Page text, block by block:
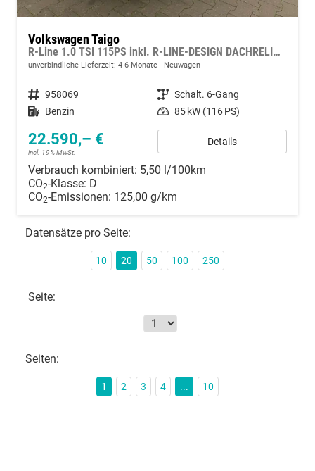
Volkswagen Taigo
R-Line 1.0 TSI 115PS inkl. R-LINE-DESIGN DACHRELING KLIMA RADIO READY2DISCOVER/BT/DAB/APP CONNECT/USB VO+HI DIG. COCKPIT IQ.DRIVE SPORTSITZE EDELSTAHLPEDALE AMBIENTE MUFU-LEDERLENKRAD PS VO/HI LED-SCHEINW. MITTELARML. VO RESERVE 17"ALU
unverbindliche Lieferzeit: 4-6 Monate Neuwagen
Fahrzeugnummer 958069 Getriebe Schalt. 6-Gang
Kraftstoff Benzin Leistung 85 kW (116 PS)
22.590,– €
incl. 19% MwSt.
Details
Verbrauch kombiniert: 5,50 l/100km
CO2-Klasse: D
CO2-Emissionen: 125,00 g/km
Datensätze pro Seite:
10 20 50 100 250
Seite:
Seiten:
1 2 3 4 ... 10